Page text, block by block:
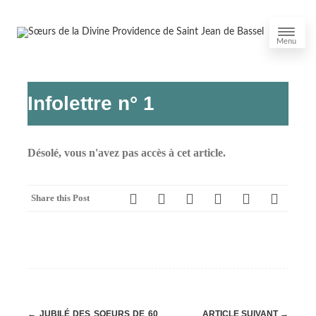
Menu
Infolettre n° 1
Désolé, vous n'avez pas accès à cet article.
Share this Post
Post
← JUBILÉ DES SOEURS DE 60
ARTICLE SUIVANT →